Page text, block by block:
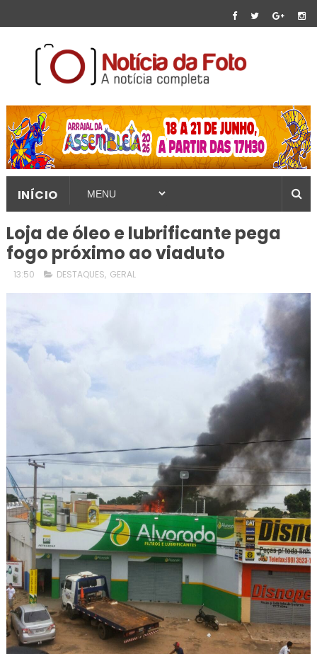
INÍCIO
Loja de óleo e lubrificante pega
fogo próximo ao viaduto
13:50 DESTAQUES, GERAL